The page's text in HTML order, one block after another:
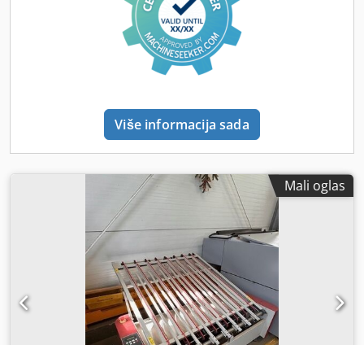
Više informacija sada
Mali oglas